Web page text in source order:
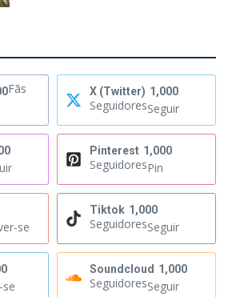
Fãs
X (Twitter) 1,000
SeguidoresSeguir
Pinterest 1,000
SeguidoresPin
se
Tiktok 1,000
SeguidoresSeguir
se
Soundcloud 1,000
SeguidoresSeguir